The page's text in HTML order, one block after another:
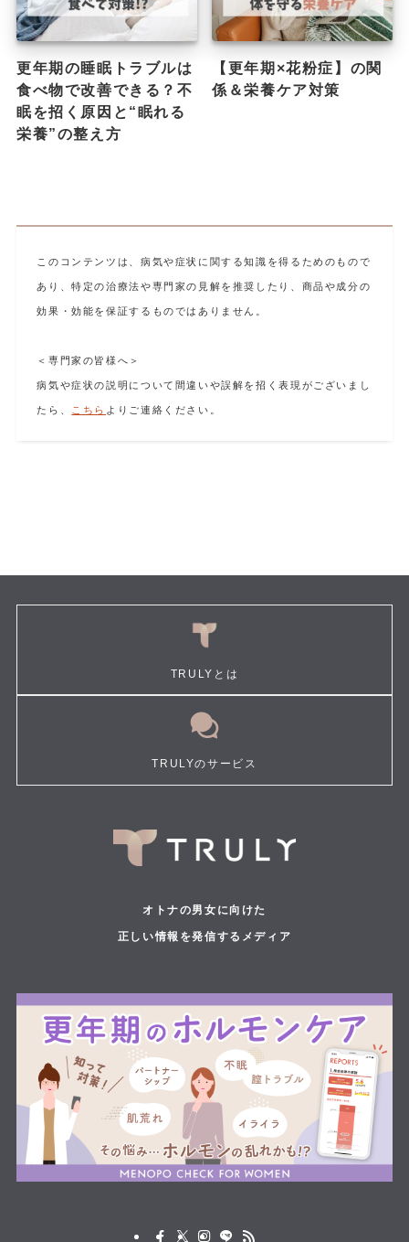
更年期の睡眠トラブルは
食べ物で改善できる？不
眠を招く原因と“眠れる
栄養”の整え方
【更年期×花粉症】の関
係＆栄養ケア対策
このコンテンツは、病気や症状に関する知識を得るためのもので
あり、特定の治療法や専門家の見解を推奨したり、商品や成分の
効果・効能を保証するものではありません。
＜専門家の皆様へ＞
病気や症状の説明について間違いや誤解を招く表現がございまし
たら、 こちら よりご連絡ください。
TRULYとは
TRULYのサービス
オトナの男女に向けた
正しい情報を発信するメディア